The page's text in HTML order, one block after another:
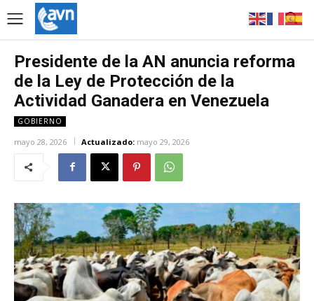
Presidente de la AN anuncia reforma
de la Ley de Protección de la
Actividad Ganadera en Venezuela
GOBIERNO
mayo 28, 2026 Actualizado: mayo 29, 2026